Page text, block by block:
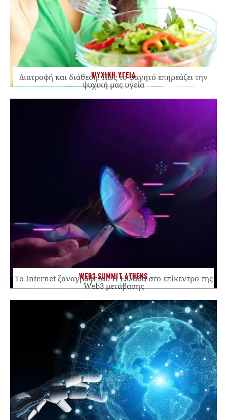
ΨΥΧΙΚΗ ΥΓΕΙΑ
Διατροφή και διάθεση: Πώς το φαγητό επηρεάζει την
ψυχική μας υγεία
WEB3 SUMMIT ATHENS
Το Internet ξαναγράφεται. Η Ελλάδα στο επίκεντρο της
Web3 μετάβασης